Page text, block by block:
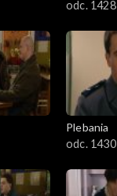
odc. 1428
Plebania
odc. 1430